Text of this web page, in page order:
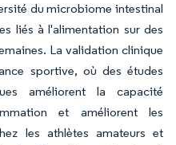
du microbiome intestinal
liés à l'alimentation sur des
La validation clinique
sportive, où des études
améliorent la capacité
et améliorent les
les athlètes amateurs et